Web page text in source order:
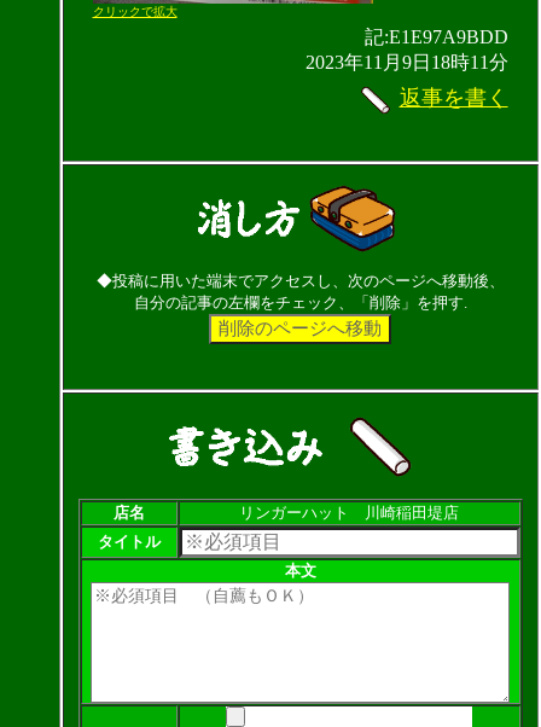
クリックで拡大
記:E1E97A9BDD
2023年11月9日18時11分
返事を書く
◆投稿に用いた端末でアクセスし、次のページへ移動後、
自分の記事の左欄をチェック、「削除」を押す.
店名
リンガーハット 川崎稲田堤店
タイトル
本文